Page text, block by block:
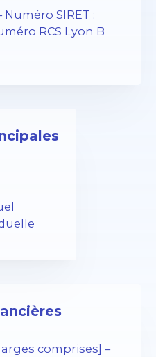
​​Numéro SIRET :
RCS Lyon B
comprises] –